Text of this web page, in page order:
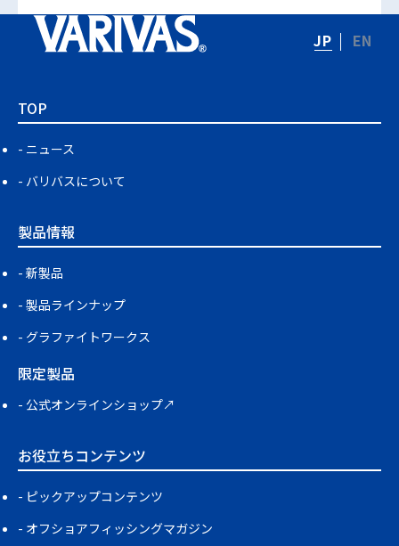
JP EN
TOP
ニュース
バリバスについて
製品情報
新製品
製品ラインナップ
グラファイトワークス
限定製品
公式オンラインショップ↗
お役立ちコンテンツ
ピックアップコンテンツ
オフショアフィッシングマガジン